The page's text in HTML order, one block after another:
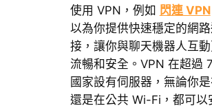
使用 VPN，例如 閃連 VPN
以為你提供快速穩定的網
接，讓你與聊天機器人互
流暢和安全。VPN 在超過
國家設有伺服器，無論你
還是在公共 Wi-Fi，都可以